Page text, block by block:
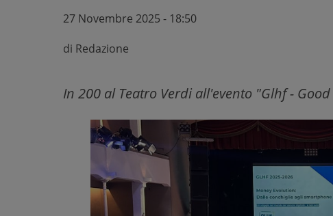
27 Novembre 2025 - 18:50
di Redazione
In 200 al Teatro Verdi all'evento "Glhf -